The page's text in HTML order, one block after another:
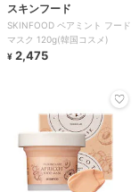
スキンフード
SKINFOOD ペアミント フード
マスク 120g(韓国コスメ)
¥ 2,475